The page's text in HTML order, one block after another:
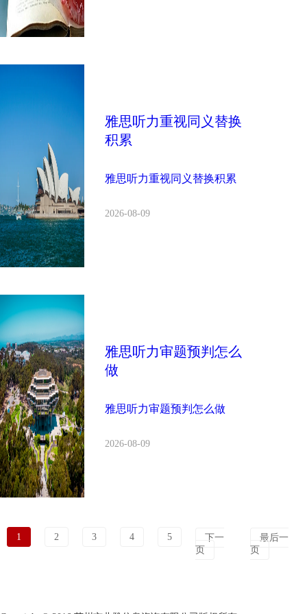
雅思听力重视同义替换
积累
雅思听力重视同义替换积累
2026-08-09
雅思听力审题预判怎么
做
雅思听力审题预判怎么做
2026-08-09
1 2 3 4 5
下一
页
最后一
页